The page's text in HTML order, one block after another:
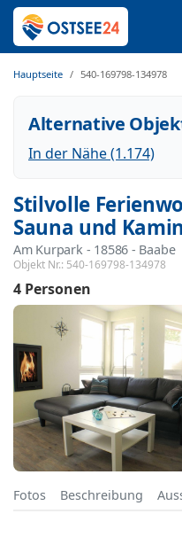
Hauptseite 540-169798-134978
Alternative
In der Nähe (1.174)
Stilvolle
Sauna und Kamin
Am Kurpark - 18586 - Baabe
Objekt Nr.: 540-169798-134978
4 Personen
Fotos Beschreibung